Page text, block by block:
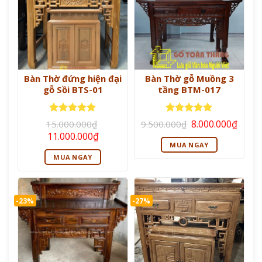
Bàn Thờ đứng hiện đại
gỗ Sồi BTS-01
Được xếp
hạng55
sao
15.000.000₫
Giá
gốc
là:
15.000.000₫.
11.000.000₫Giá
hiện
tại
là:
11.000.000₫.
MUA NGAY
Bàn Thờ gỗ Muồng 3
tầng BTM-017
Được xếp
hạng
55
sao
9.500.000₫ Giá
gốc
là:
9.500.000₫.
8.000.000₫Giá
MUA NGAY
-23% -27%